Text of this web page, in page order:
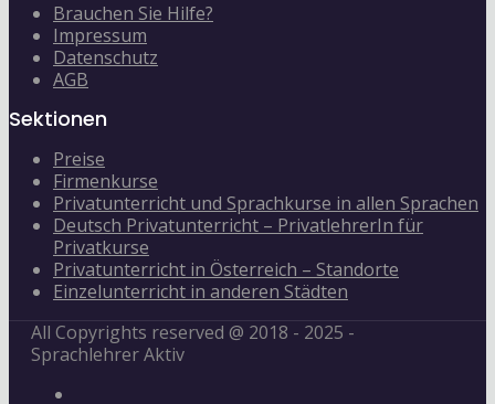
Brauchen Sie Hilfe?
Impressum
Datenschutz
AGB
Sektionen
Preise
Firmenkurse
Privatunterricht und Sprachkurse in allen Sprachen
Deutsch Privatunterricht – PrivatlehrerIn für
Privatkurse
Privatunterricht in Österreich – Standorte
Einzelunterricht in anderen Städten
All Copyrights reserved @ 2018 - 2025 -
Sprachlehrer Aktiv